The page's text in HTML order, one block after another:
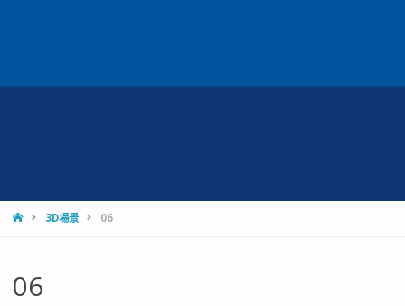
HOME3D場景 06
06